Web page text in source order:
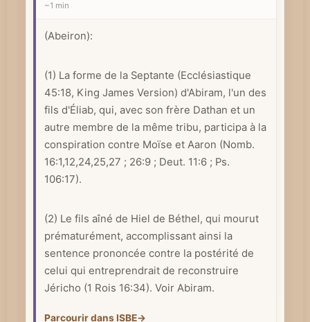
e
t
b
i
i
u
e
~1 min
(Abeiron):
(1) La forme de la Septante (Ecclésiastique
45:18, King James Version) d'Abiram, l'un des
fils d'Éliab, qui, avec son frère Dathan et un
autre membre de la même tribu, participa à la
conspiration contre Moïse et Aaron (Nomb.
16:1,12,24,25,27 ; 26:9 ; Deut. 11:6 ; Ps.
106:17).
(2) Le fils aîné de Hiel de Béthel, qui mourut
prématurément, accomplissant ainsi la
sentence prononcée contre la postérité de
celui qui entreprendrait de reconstruire
Jéricho (1 Rois 16:34). Voir Abiram.
Parcourir dans ISBE→